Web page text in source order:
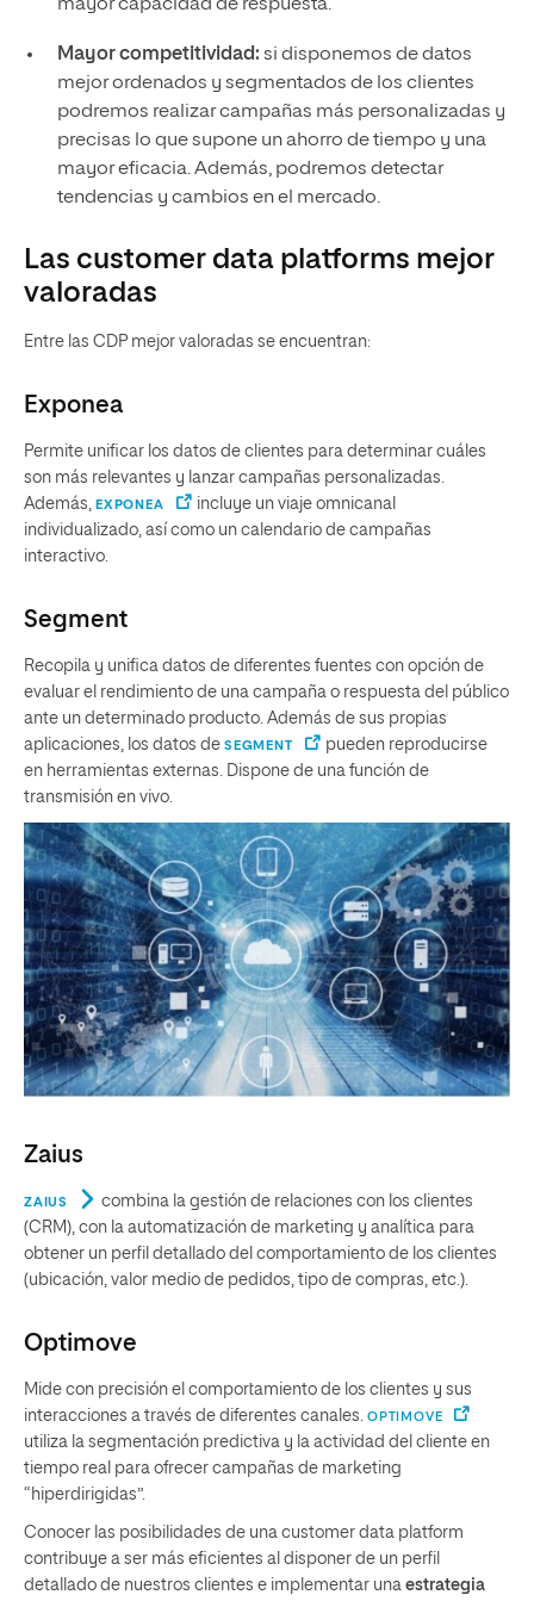
mayor capacidad de respuesta.
Mayor competitividad: si disponemos de datos
mejor ordenados y segmentados de los clientes
podremos realizar campañas más personalizadas y
precisas lo que supone un ahorro de tiempo y una
mayor eficacia. Además, podremos detectar
tendencias y cambios en el mercado.
Las customer data platforms mejor
valoradas
Entre las CDP mejor valoradas se encuentran:
Exponea
Permite unificar los datos de clientes para determinar cuáles
son más relevantes y lanzar campañas personalizadas.
Además, EXPONEA
incluye un viaje omnicanal
individualizado, así como un calendario de campañas
interactivo.
Segment
Recopila y unifica datos de diferentes fuentes con opción de
evaluar el rendimiento de una campaña o respuesta del público
ante un determinado producto. Además de sus propias
aplicaciones, los datos de SEGMENT
pueden reproducirse
en herramientas externas. Dispone de una función de
transmisión en vivo.
Zaius
ZAIUS
combina la gestión de relaciones con los clientes
(CRM), con la automatización de marketing y analítica para
obtener un perfil detallado del comportamiento de los clientes
(ubicación, valor medio de pedidos, tipo de compras, etc.).
Optimove
Mide con precisión el comportamiento de los clientes y sus
interacciones a través de diferentes canales.
OPTIMOVE
utiliza la segmentación predictiva y la actividad del cliente en
tiempo real para ofrecer campañas de marketing
“hiperdirigidas”.
Conocer las posibilidades de una customer data platform
contribuye a ser más eficientes al disponer de un perfil
detallado de nuestros clientes e implementar una estrategia